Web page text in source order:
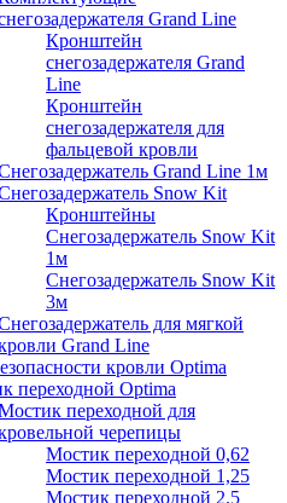
Grand Line
Кронштейн
снегозадержателя Grand
Line
Кронштейн
снегозадержателя для
фальцевой кровли
Grand Line 1м
Snow Kit
Кронштейны
Снегозадержатель Snow Kit
1м
Снегозадержатель Snow Kit
3м
для мягкой
Grand Line
кровли Optima
переходной Optima
переходной для
черепицы
Мостик переходной 0,62
Мостик переходной 1,25
Мостик переходной 2.5